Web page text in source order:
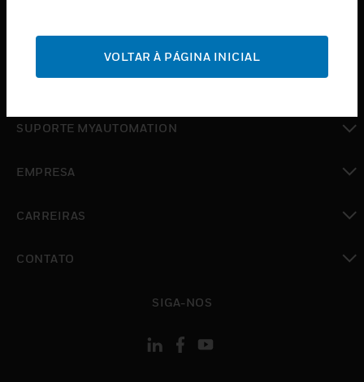
SUPORTE
toggle view
toggle view
SUPORTE MYAUTOMATION
EMPRESA
CARREIRAS
CONTATO
SIGA-NOS
VOLTAR À PÁGINA INICIAL